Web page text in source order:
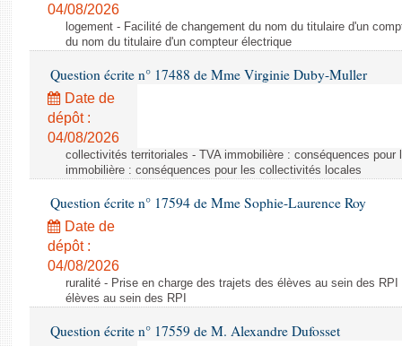
Comptes rendus des débats
04/08/2026
logement - Facilité de changement du nom du titulaire d'un
du nom du titulaire d'un compteur électrique
Question écrite n° 17488 de Mme Virginie Duby-Muller
Date de
dépôt :
04/08/2026
collectivités territoriales - TVA immobilière : conséquences
immobilière : conséquences pour les collectivités locales
Question écrite n° 17594 de Mme Sophie-Laurence Roy
Date de
dépôt :
04/08/2026
ruralité - Prise en charge des trajets des élèves au sein des
élèves au sein des RPI
Question écrite n° 17559 de M. Alexandre Dufosset